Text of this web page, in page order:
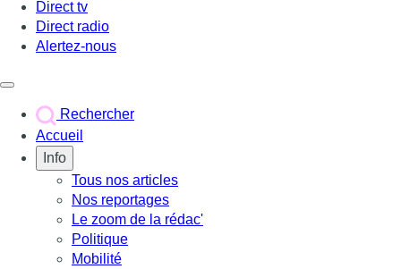
Direct tv
Direct radio
Alertez-nous
Rechercher
Accueil
Info
Tous nos articles
Nos reportages
Le zoom de la rédac'
Politique
Mobilité